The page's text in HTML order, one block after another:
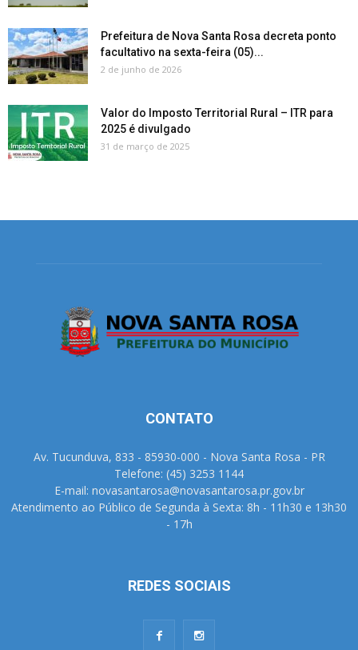
Prefeitura de Nova Santa Rosa decreta ponto
facultativo na sexta-feira (05)...
2 de junho de 2026
Valor do Imposto Territorial Rural – ITR para
2025 é divulgado
31 de março de 2025
CONTATO
Av. Tucunduva, 833 - 85930-000 - Nova Santa Rosa - PR
Telefone: (45) 3253 1144
E-mail: novasantarosa@novasantarosa.pr.gov.br
Atendimento ao Público de Segunda à Sexta: 8h - 11h30 e 13h30
- 17h
REDES SOCIAIS